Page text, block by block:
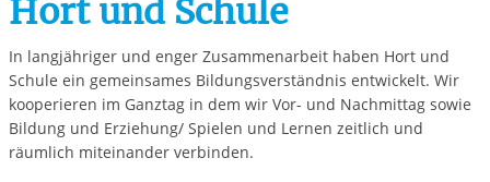
Hort und Schule
In langjähriger und enger Zusammenarbeit haben Hort und
Schule ein gemeinsames Bildungsverständnis entwickelt. Wir
kooperieren im Ganztag in dem wir Vor- und Nachmittag sowie
Bildung und Erziehung/ Spielen und Lernen zeitlich und
räumlich miteinander verbinden.